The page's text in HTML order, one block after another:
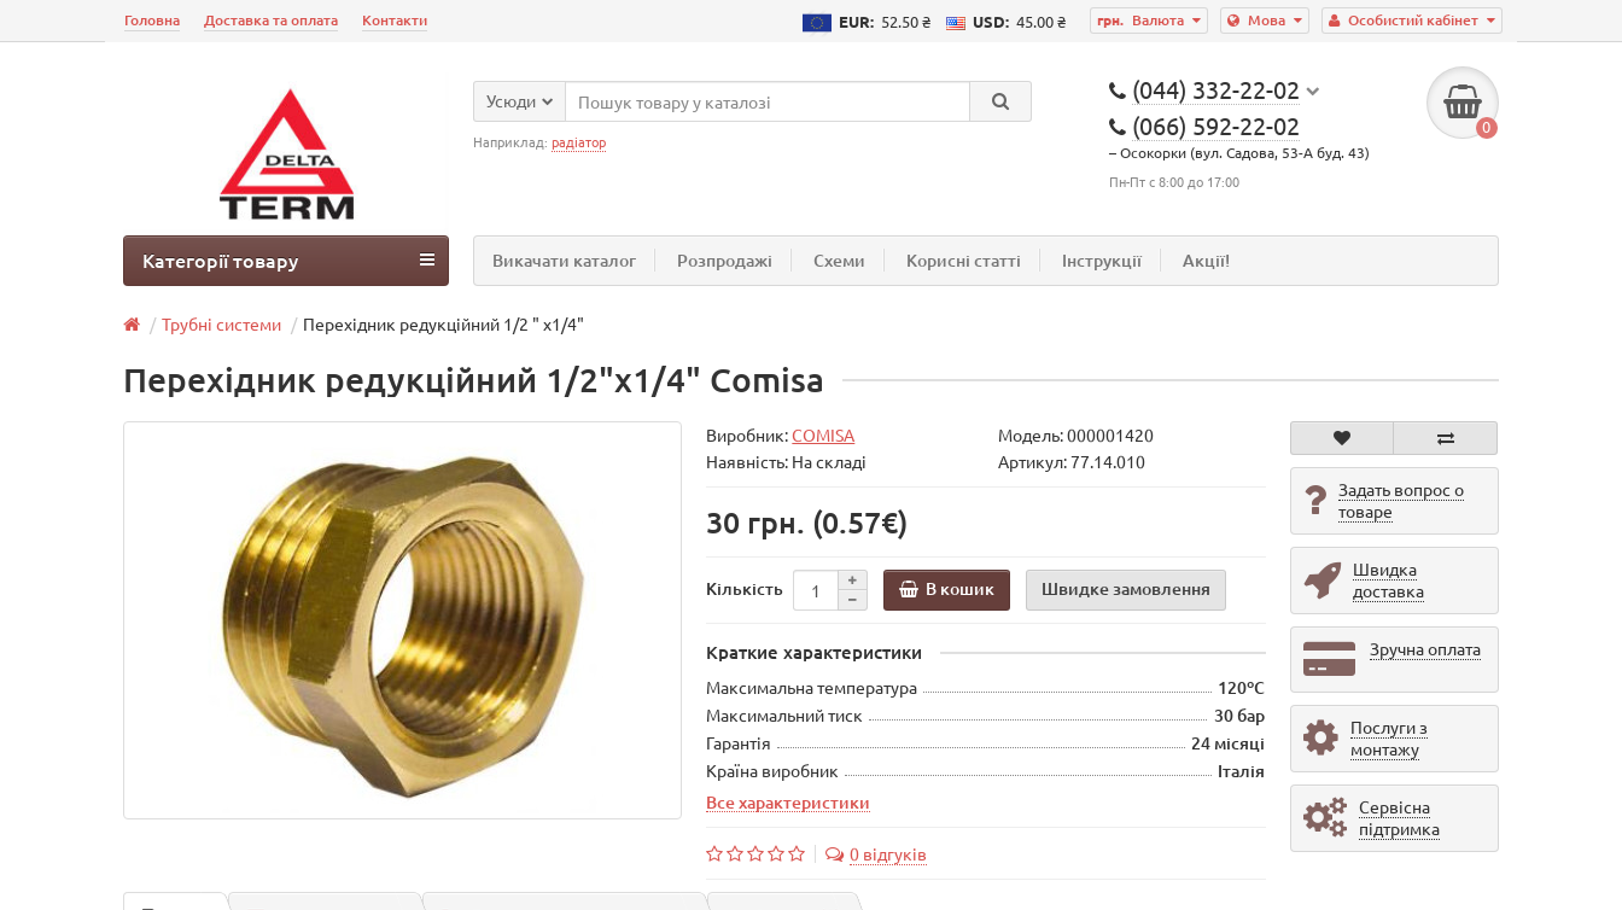
Особистий кабінет
Мова
грн. Валюта
EUR: 52.50 ₴ USD: 45.00 ₴
Головна Доставка та оплата Контакти
(044) 332-22-02
(066) 592-22-02
– Осокорки (вул. Садова, 53-А буд. 43)
Пн-Пт с 8:00 до 17:00
0
Усюди
Наприклад: радіатор
Викачати каталог Розпродажі Схеми Корисні статті Інструкції Акції!
Категорії товару
Трубні системи Перехідник редукційний 1/2 " х1/4"
Перехідник редукційний 1/2"х1/4" Comisa
Виробник:COMISA Модель:000001420
Наявність: На складі
Артикул: 77.14.010
30 грн. (0.57€)
Кількість В кошик Швидке замовлення
Краткие характеристики
Максимальна температура 120ºС
Максимальний тиск 30 бар
Гарантія 24 місяці
Країна виробник
Італія
Все характеристики
0 відгуків
Задать вопрос о
товаре
Швидка
доставка
Зручна оплата
Послуги з
монтажу
Сервісна
підтримка